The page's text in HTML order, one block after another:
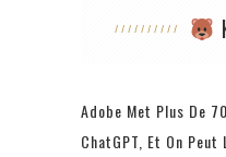
Adobe Met Plus De
ChatGPT, Et On